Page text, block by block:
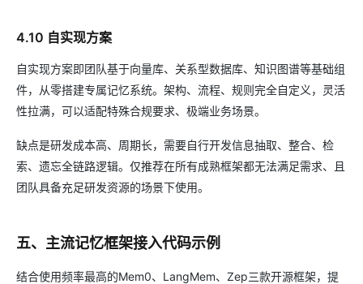
4.10 自实现方案
自实现方案即团队基于向量库、关系型数据库、知识图谱等基础组
件，从零搭建专属记忆系统。架构、流程、规则完全自定义，灵活
性拉满，可以适配特殊合规要求、极端业务场景。
缺点是研发成本高、周期长，需要自行开发信息抽取、整合、检
索、遗忘全链路逻辑。仅推荐在所有成熟框架都无法满足需求、且
团队具备充足研发资源的场景下使用。
五、主流记忆框架接入代码示例
结合使用频率最高的Mem0、LangMem、Zep三款开源框架，提